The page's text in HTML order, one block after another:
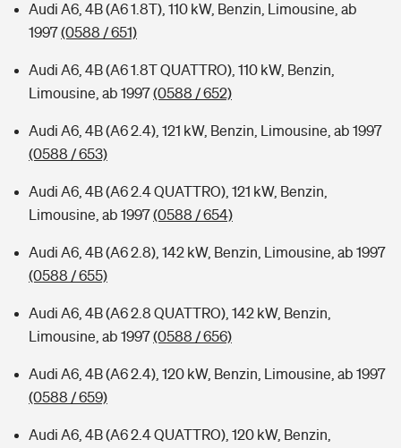
Audi A6, 4B (A6 1.8T), 110 kW, Benzin, Limousine, ab
1997(0588 / 651)
Audi A6, 4B (A6 1.8T QUATTRO), 110 kW, Benzin,
Limousine, ab 1997(0588 / 652)
Audi A6, 4B (A6 2.4), 121 kW, Benzin, Limousine, ab 1997
(0588 / 653)
Audi A6, 4B (A6 2.4 QUATTRO), 121 kW, Benzin,
Limousine, ab 1997(0588 / 654)
Audi A6, 4B (A6 2.8), 142 kW, Benzin, Limousine, ab 1997
(0588 / 655)
Audi A6, 4B (A6 2.8 QUATTRO), 142 kW, Benzin,
Limousine, ab 1997(0588 / 656)
Audi A6, 4B (A6 2.4), 120 kW, Benzin, Limousine, ab 1997
(0588 / 659)
Audi A6, 4B (A6 2.4 QUATTRO), 120 kW, Benzin,